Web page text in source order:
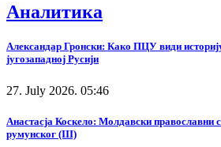
Аналитика
Александар Гронски: Како ПЦУ види
југозападној Русији
27. July 2026. 05:46
Анастасја Коскело: Молдавски православни
румунског (III)